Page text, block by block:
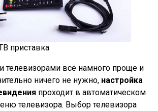
приставка
всё намного проще и
ничего не нужно, настройка
проходит в автоматическом
телевизора. Выбор телевизора